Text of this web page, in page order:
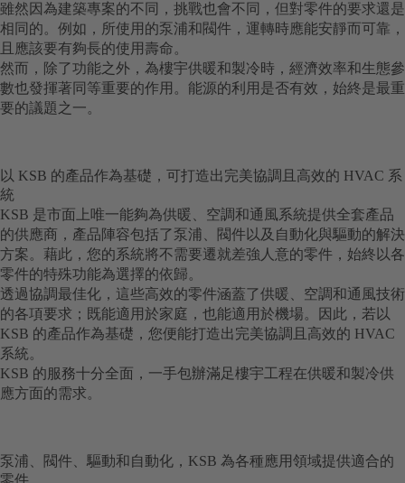
雖然因為建築專案的不同，挑戰也會不同，但對零件的要求還是
相同的。例如，所使用的泵浦和閥件，運轉時應能安靜而可靠，
且應該要有夠長的使用壽命。
然而，除了功能之外，為樓宇供暖和製冷時，經濟效率和生態參
數也發揮著同等重要的作用。能源的利用是否有效，始終是最重
要的議題之一。
以 KSB 的產品作為基礎，可打造出完美協調且高效的 HVAC 系
統
KSB 是市面上唯一能夠為供暖、空調和通風系統提供全套產品
的供應商，產品陣容包括了泵浦、閥件以及自動化與驅動的解決
方案。藉此，您的系統將不需要遷就差強人意的零件，始終以各
零件的特殊功能為選擇的依歸。
透過協調最佳化，這些高效的零件涵蓋了供暖、空調和通風技術
的各項要求；既能適用於家庭，也能適用於機場。因此，若以
KSB 的產品作為基礎，您便能打造出完美協調且高效的 HVAC
系統。
KSB 的服務十分全面，一手包辦滿足樓宇工程在供暖和製冷供
應方面的需求。
泵浦、閥件、驅動和自動化，KSB 為各種應用領域提供適合的